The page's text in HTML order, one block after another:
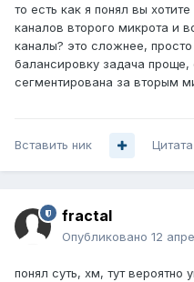
туннеля, то проблема бы
то есть как я понял вы
каналов второго микрота и
каналы? это сложнее,
балансировку задача проще,
сегментирована за вторым
Вставить ник Цитата
fractal
Опубликовано 12
понял суть, хм, тут